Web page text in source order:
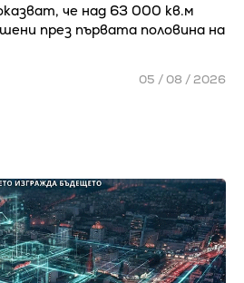
че над 63 000 кв.м
през първата половина на
05 / 08 / 2026